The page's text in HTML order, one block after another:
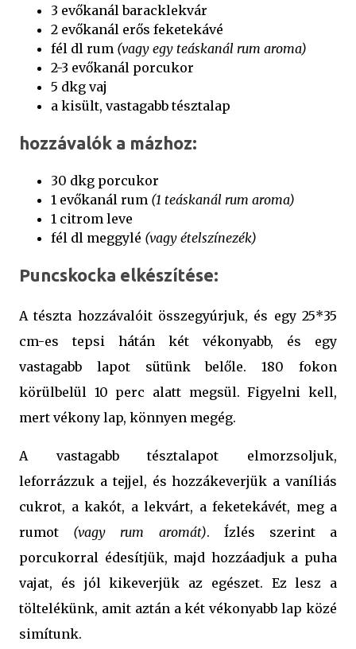
3 evőkanál baracklekvár
2 evőkanál erős feketekávé
fél dl rum (vagy egy teáskanál rum aroma)
2-3 evőkanál porcukor
5 dkg vaj
a kisült, vastagabb tésztalap
hozzávalók a mázhoz:
30 dkg porcukor
1 evőkanál rum (1 teáskanál rum aroma)
1 citrom leve
fél dl meggylé (vagy ételszínezék)
Puncskocka elkészítése:
A tészta hozzávalóit összegyúrjuk, és egy 25*35
cm-es tepsi hátán két vékonyabb, és egy
vastagabb lapot sütünk belőle. 180 fokon
körülbelül 10 perc alatt megsül. Figyelni kell,
mert vékony lap, könnyen megég.
A vastagabb tésztalapot elmorzsoljuk,
leforrázzuk a tejjel, és hozzákeverjük a vaníliás
cukrot, a kakót, a lekvárt, a feketekávét, meg a
rumot (vagy rum aromát). Ízlés szerint a
porcukorral édesítjük, majd hozzáadjuk a puha
vajat, és jól kikeverjük az egészet. Ez lesz a
töltelékünk, amit aztán a két vékonyabb lap közé
simítunk.